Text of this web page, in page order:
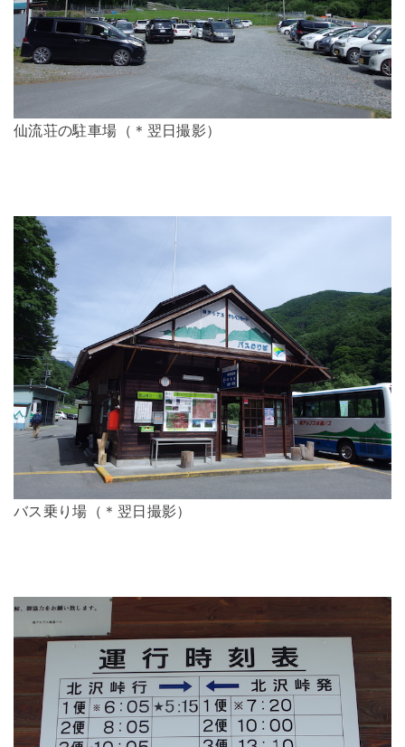
仙流荘の駐車場（＊翌日撮影）
バス乗り場（＊翌日撮影）